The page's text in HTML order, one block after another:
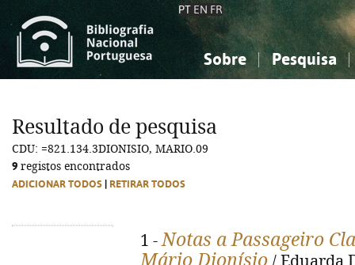
PT EN FR
Sobre Pesquisa
Ciências sociais...
Ciências sociais...
Resultado de pesquisa
CDU: =821.134.3DIONISIO, MARIO.09
9 registos encontrados
ADICIONAR TODOS RETIRAR TODOS
1 -Notas a Passageiro
Mário Dionísio